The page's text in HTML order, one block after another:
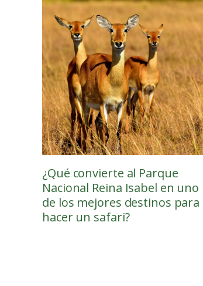
¿Qué convierte al Parque
Nacional Reina Isabel en uno
de los mejores destinos para
hacer un safari?